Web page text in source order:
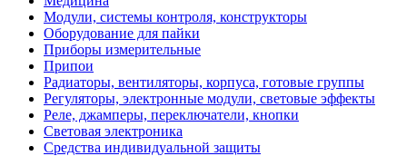
Модули, системы контроля, конструкторы
Оборудование для пайки
Приборы измерительные
Припои
Радиаторы, вентиляторы, корпуса, готовые группы
Регуляторы, электронные модули, световые эффекты
Реле, джамперы, переключатели, кнопки
Световая электроника
Средства индивидуальной защиты